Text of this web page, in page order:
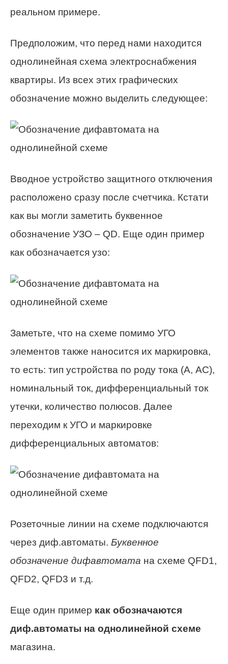
реальном примере.
Предположим, что перед нами находится
однолинейная схема электроснабжения
квартиры. Из всех этих графических
обозначение можно выделить следующее:
Вводное устройство защитного отключения
расположено сразу после счетчика. Кстати
как вы могли заметить буквенное
обозначение УЗО – QD. Еще один пример
как обозначается узо:
Заметьте, что на схеме помимо УГО
элементов также наносится их маркировка,
то есть: тип устройства по роду тока (А, АС),
номинальный ток, дифференциальный ток
утечки, количество полюсов. Далее
переходим к УГО и маркировке
дифференциальных автоматов:
Розеточные линии на схеме подключаются
через диф.автоматы. Буквенное
обозначение дифавтомата на схеме QFD1,
QFD2, QFD3 и т.д.
Еще один пример как обозначаются
диф.автоматы на однолинейной схеме
магазина.